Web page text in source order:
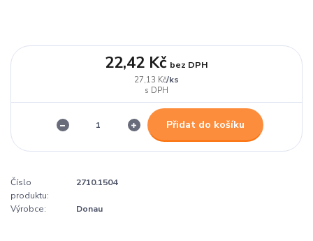
27,13 Kč/ks
22,42 Kč bez DPH
Přidat do košíku
Číslo
produktu:
2710.1504
Výrobce: Donau